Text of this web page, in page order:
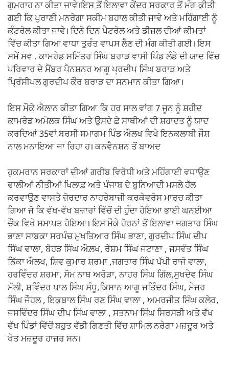
ਗੁਮਰਾਹ ਨਾ ਕੀਤਾ ਜਾਵੇ।ਇਸ ਤੋਂ ਇਲਾਵਾ ਕੇਂਦਰ ਸਰਕਾਰ ਤੋਂ ਮੰਗ ਕੀਤੀ
ਗਈ ਕਿ ਪੁਰਾਣੀ ਮਨਰੇਗਾ ਸਕੀਮ ਬਹਾਲ ਕੀਤੀ ਜਾਵੇ ਅਤੇ ਮਹਿੰਗਾਈ ਨੂੰ
ਕੰਟਰੋਲ ਕੀਤਾ ਜਾਵੇ। ਦਿਨੋ ਦਿਨ ਪੈਟਰੋਲ ਅਤੇ ਡੀਜ਼ਲ ਦੀਆਂ ਕੀਮਤਾਂ
ਵਿੱਚ ਕੀਤਾ ਗਿਆ ਵਾਧਾ ਤੁਰੰਤ ਵਾਪਸ ਲੈਣ ਦੀ ਮੰਗ ਕੀਤੀ ਗਈ। ਇਸ
ਸਮੇਂ ਸਵ . ਕਾਮਰੇਡ ਸਮਿੱਤਰ ਸਿੰਘ ਬਰਾੜ ਵਾਸੀ ਪਿੰਡ ਲੰਡੇ ਦੀ ਯਾਦ ਵਿੱਚ
ਪਰਿਵਾਰ ਦੇ ਮੈਂਬਰ ਪੈਨਸ਼ਨਰ ਆਗੂ ਪ੍ਰਦੀਪ ਸਿੰਘ ਬਰਾੜ ਅਤੇ
ਪ੍ਰਿੰਸੀਪਲ ਗੁਰਦੀਪ ਕੌਰ ਬਰਾੜ ਦਾ ਸਨਮਾਨ ਕੀਤਾ ਗਿਆ।
ਇਸ ਮੌਕੇ ਐਲਾਨ ਕੀਤਾ ਗਿਆ ਕਿ ਹਰ ਸਾਲ ਵਾਂਗ 7 ਜੂਨ ਨੂੰ ਸ਼ਹੀਦ
ਕਾਮਰੇਡ ਅਮੋਲਕ ਸਿੰਘ ਅਤੇ ਉਸਦੇ ਛੇ ਸਾਥੀਆਂ ਦੀ ਸ਼ਹਾਦਤ ਨੂੰ ਯਾਦ
ਕਰਦਿਆਂ 35ਵਾਂ ਬਰਸੀ ਸਮਾਗਮ ਪਿੰਡ ਔਲਖ ਵਿਖੇ ਇਨਕਲਾਬੀ ਜੌਸ਼
ਨਾਲ ਮਨਾਇਆ ਜਾ ਰਿਹਾ ਹ। ਕਨਵੈਨਸ਼ਨ ਤੋਂ ਬਾਅਦ
ਹੁਕਮਰਾਨ ਸਰਕਾਰਾਂ ਦੀਆਂ ਗਰੀਬ ਵਿਰੋਧੀ ਅਤੇ ਮਹਿੰਗਾਈ ਵਧਾਉਣ
ਵਾਲੀਆਂ ਨੀਤੀਆਂ ਖਿਲਾਫ਼ ਅਤੇ ਪੰਜਾਬ ਦੇ ਬੁਨਿਆਦੀ ਮਸਲੇ ਹੱਲ
ਕਰਵਾਉਣ ਵਾਸਤੇ ਜ਼ੋਰਦਾਰ ਨਾਹਰੇਬਾਜ਼ੀ ਕਰਕੇਵਰੋਸ ਮਾਰਚ ਕੀਤਾ
ਗਿਆ ਜੋ ਕਿ ਵੱਖ-ਵੱਖ ਬਜ਼ਾਰਾਂ ਵਿੱਚੋਂ ਦੀ ਹੁੰਦਾ ਹੋਇਆ ਭਾਈ ਘਨਈਆ
ਚੌਂਕ ਵਿਖੇ ਸਮਾਪਤ ਹੋਇਆ। ਇਸ ਮੌਕੇ ਹੋਰਨਾਂ ਤੋਂ ਇਲਾਵਾ ਜਗਤਾਰ ਸਿੰਘ
ਭਾਣਾ ਸਾਬਕਾ ਸਰਪੰਚ ਮੁਖਤਿਆਰ ਸਿੰਘ ਭਾਣਾ, ਗੁਰਦੀਪ ਸਿੰਘ ਦੀਪ
ਸਿੰਘ ਵਾਲਾ, ਬੋਹੜ ਸਿੰਘ ਔਲ਼ਖ, ਰੇਸ਼ਮ ਸਿੰਘ ਜਟਾਣਾ , ਜਸਵੰਤ ਸਿੰਘ
ਨਿੱਕਾ ਔਲਖ, ਸ਼ਿਵ ਕੁਮਾਰ ਸ਼ਰਮਾ ,ਜਗਤਾਰ ਸਿੰਘ ਪੱਪੀ ਰਾਜੋ ਵਾਲਾ,
ਹਰਵਿੰਦਰ ਸ਼ਰਮਾ, ਸੋਮ ਨਾਥ ਅਰੋੜਾ, ਨਾਹਰ ਸਿੰਘ ਗਿੱਲ,ਸੁਖਦੇਵ ਸਿੰਘ
ਮੱਲੀ, ਸ਼ਵਿੰਦਰ ਪਾਲ ਸਿੰਘ ਸੰਧੂ,ਕਿਸਾਨ ਆਗੂ ਜਤਿੰਦਰ ਸਿੰਘ, ਮੇਜਰ
ਸਿੰਘ ਜੌਹਲ , ਇਕਬਾਲ ਸਿੰਘ ਰਣ ਸਿੰਘ ਵਾਲਾ , ਅਮਰਜੀਤ ਸਿੰਘ ਕਲੇਰ,
ਜਸਵਿੰਦਰ ਸਿੰਘ ਦੀਪ ਸਿੰਘ ਵਾਲਾ , ਸਤਨਾਮ ਸਿੰਘ ਸਿਰਸੜੀ ਅਤੇ ਵੱਖ
ਵੱਖ ਪਿੰਡਾਂ ਵਿੱਚੋਂ ਬਹੁਤ ਵੱਡੀ ਗਿਣਤੀ ਵਿੱਚ ਸ਼ਾਮਿਲ ਨਰੇਗਾ ਮਜ਼ਦੂਰ ਅਤੇ
ਖੇਤ ਮਜ਼ਦੂਰ ਹਾਜ਼ਰ ਸਨ।